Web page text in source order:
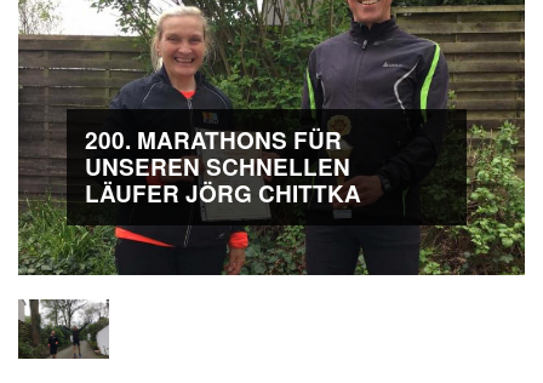
200. MARATHONS FÜR
UNSEREN SCHNELLEN
LÄUFER JÖRG CHITTKA